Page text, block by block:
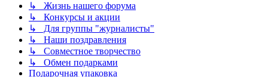
↳ Жизнь нашего форума
↳ Конкурсы и акции
↳ Для группы "журналисты"
↳ Наши поздравления
↳ Совместное творчество
↳ Обмен подарками
Подарочная упаковка